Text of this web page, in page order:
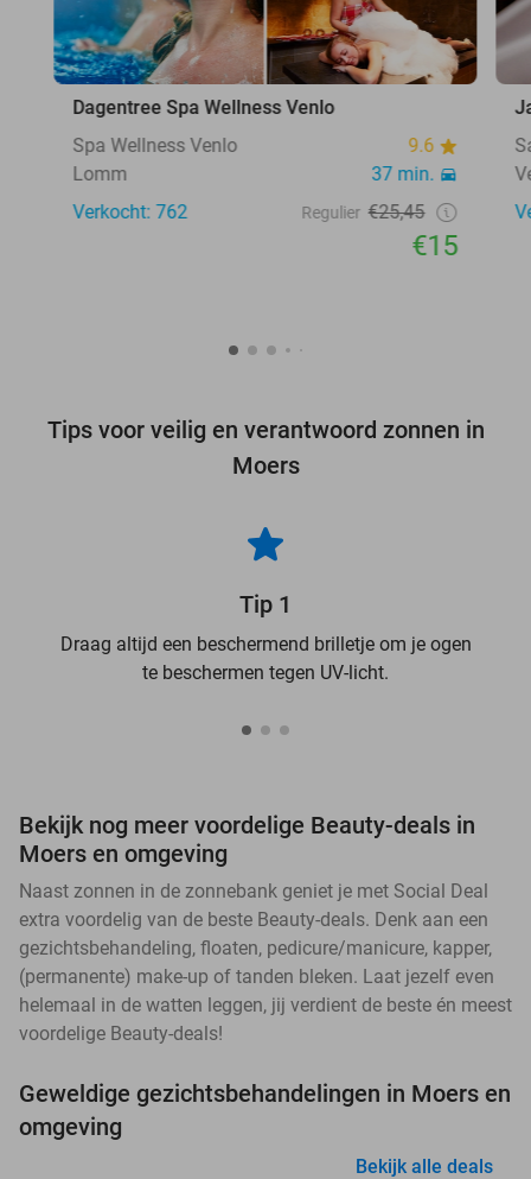
Dagentree Spa Wellness Venlo
Spa Wellness Venlo
9.6
Lomm
37 min.
Verkocht: 762
Regulier €25,45
€15
Tips voor veilig en verantwoord zonnen in
Moers
Tip 1
Draag altijd een beschermend brilletje om je ogen
te beschermen tegen UV-licht.
Bekijk nog meer voordelige Beauty-deals in
Moers en omgeving
Naast zonnen in de zonnebank geniet je met Social Deal
extra voordelig van de beste Beauty-deals. Denk aan een
gezichtsbehandeling, floaten, pedicure/manicure, kapper,
(permanente) make-up of tanden bleken. Laat jezelf even
helemaal in de watten leggen, jij verdient de beste én meest
voordelige Beauty-deals!
Geweldige gezichtsbehandelingen in Moers en
omgeving
Bekijk alle deals